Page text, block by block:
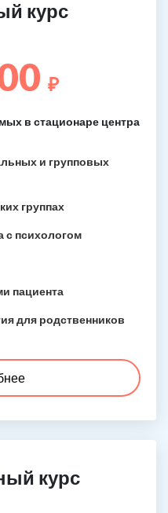
курс
₽
в стационаре центра
и групповых
группах
с психологом
пациента
для родственников
курс